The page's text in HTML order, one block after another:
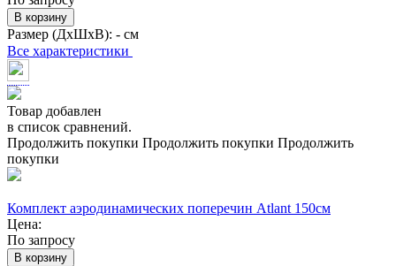
В корзину
Размер (ДхШхВ): - см
Все характеристики
Товар добавлен
в список сравнений.
Продолжить покупки Продолжить покупки Продолжить
покупки
Комплект аэродинамических поперечин Atlant 150см
Цена:
По запросу
В корзину